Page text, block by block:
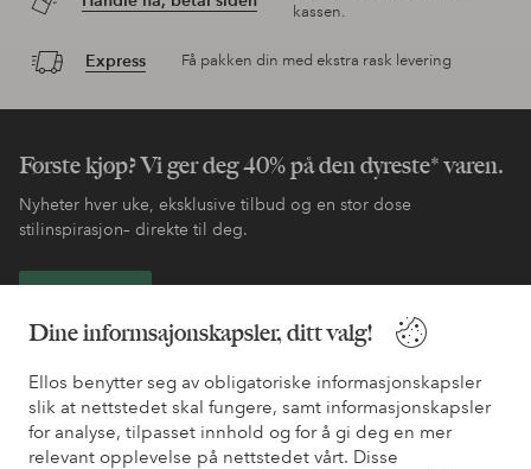
Dine informsajonskapsler, ditt valg!
Ellos benytter seg av obligatoriske informasjonskapsler
slik at nettstedet skal fungere, samt informasjonskapsler
for analyse, tilpasset innhold og for å gi deg en mer
relevant opplevelse på nettstedet vårt. Disse
kassen.
Express Få pakken din med ekstra rask levering
Første kjøp? Vi ger deg 40% på den dyreste* varen.
Nyheter hver uke, eksklusive tilbud og en stor dose
stilinspirasjon– direkte til deg.
Trenger du hjelp?